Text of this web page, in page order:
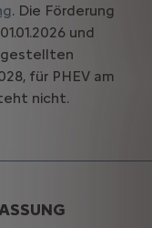
. Die Förderung
und
für PHEV am
nicht.